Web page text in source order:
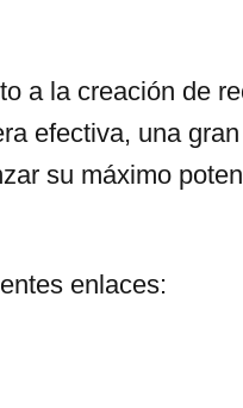
a la creación de
efectiva, una
su máximo
enlaces: